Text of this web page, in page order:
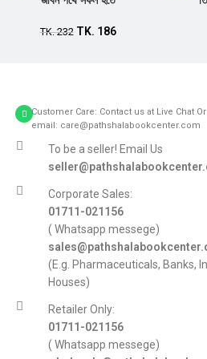
TK.232 TK. 186
Customer Care: Contact us at Live Chat
email: care@pathshalabookcenter.com
To be a seller! Email Us
Corporate Sales:
01711-021156
( Whatsapp messege)
(E.g. Pharmaceuticals, Banks,
Houses)
Retailer Only:
01711-021156
( Whatsapp messege)